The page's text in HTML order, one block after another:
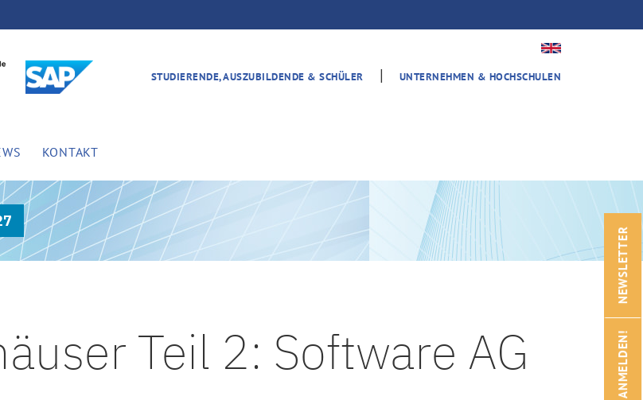
STUDIERENDE, AUSZUBILDENDE & SCHÜLER | UNTERNEHMEN & HOCHSCHULEN
KONTAKT
Teil 2: Software AG ANMELDEN!
NEWSLETTER